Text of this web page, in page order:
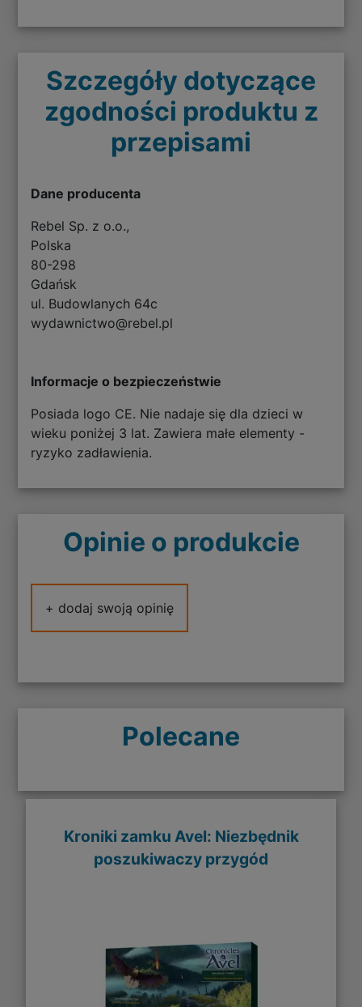
Szczegóły dotyczące
zgodności produktu z
przepisami
Dane producenta
Rebel Sp. z o.o.,
Polska
80-298
Gdańsk
ul. Budowlanych 64c
wydawnictwo@rebel.pl
Informacje o bezpieczeństwie
Posiada logo CE. Nie nadaje się dla dzieci w
wieku poniżej 3 lat. Zawiera małe elementy -
ryzyko zadławienia.
Opinie o produkcie
+ dodaj swoją opinię
Polecane
Kroniki zamku Avel: Niezbędnik
poszukiwaczy przygód